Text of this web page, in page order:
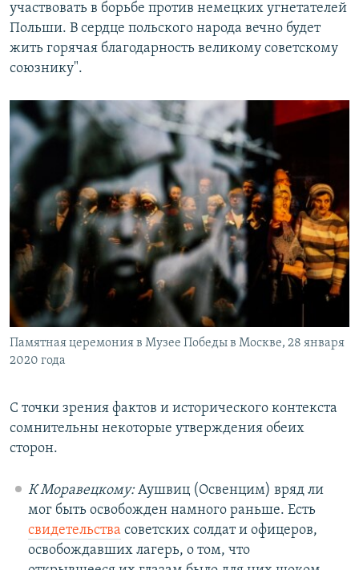
участвовать в борьбе против немецких угнетателей
Польши. В сердце польского народа вечно будет
жить горячая благодарность великому советскому
союзнику".
Памятная церемония в Музее Победы в Москве, 28 января
2020 года
С точки зрения фактов и исторического контекста
сомнительны некоторые утверждения обеих
сторон.
К Моравецкому:Аушвиц (Освенцим) вряд ли
мог быть освобожден намного раньше. Есть
свидетельства советских солдат и офицеров,
освобождавших лагерь, о том, что